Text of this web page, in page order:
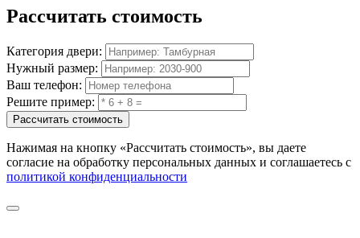
Рассчитать стоимость
Категория двери:
Нужный размер:
Ваш телефон:
Решите пример:
Рассчитать стоимость
Нажимая на кнопку «Рассчитать стоимость», вы даете
согласие на обработку персональных данных и соглашаетесь с
политикой конфиденциальности